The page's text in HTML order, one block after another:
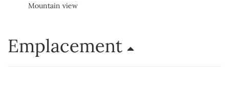
Mountain view
Emplacement